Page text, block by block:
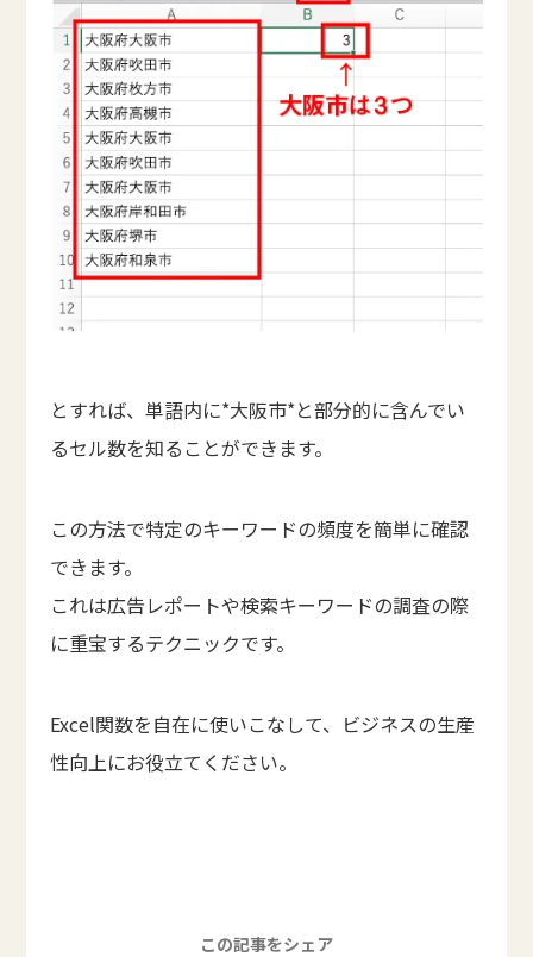
とすれば、単語内に*大阪市*と部分的に含んでい
るセル数を知ることができます。
この方法で特定のキーワードの頻度を簡単に確認
できます。
これは広告レポートや検索キーワードの調査の際
に重宝するテクニックです。
Excel関数を自在に使いこなして、ビジネスの生産
性向上にお役立てください。
この記事をシェア